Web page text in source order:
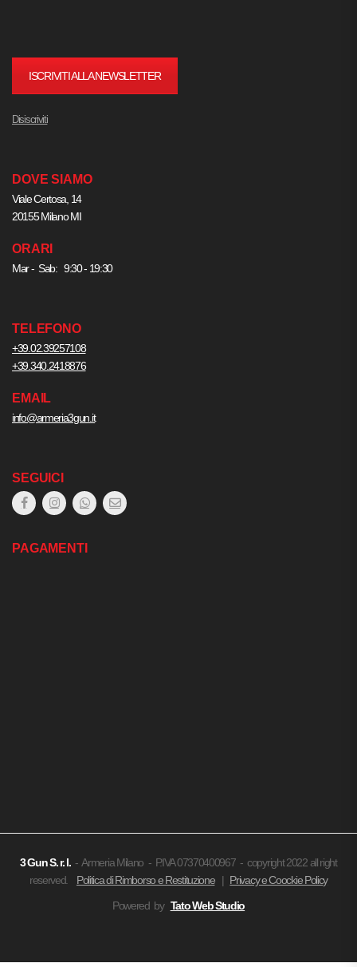
ISCRIVITI ALLA NEWSLETTER
Disiscriviti
DOVE SIAMO
Viale Certosa, 14
20155 Milano MI
ORARI
Mar - Sab: 9:30 - 19:30
TELEFONO
+39.02.39257108
+39.340.2418876
EMAIL
info@armeria3gun.it
SEGUICI
PAGAMENTI
3 GunS. r. l. - Armeria Milano - P.IVA 07370400967 - copyright 2022 all right
reserved. Politica di Rimborso e Restituzione| Privacy e Coockie Policy
Powered by Tato Web Studio